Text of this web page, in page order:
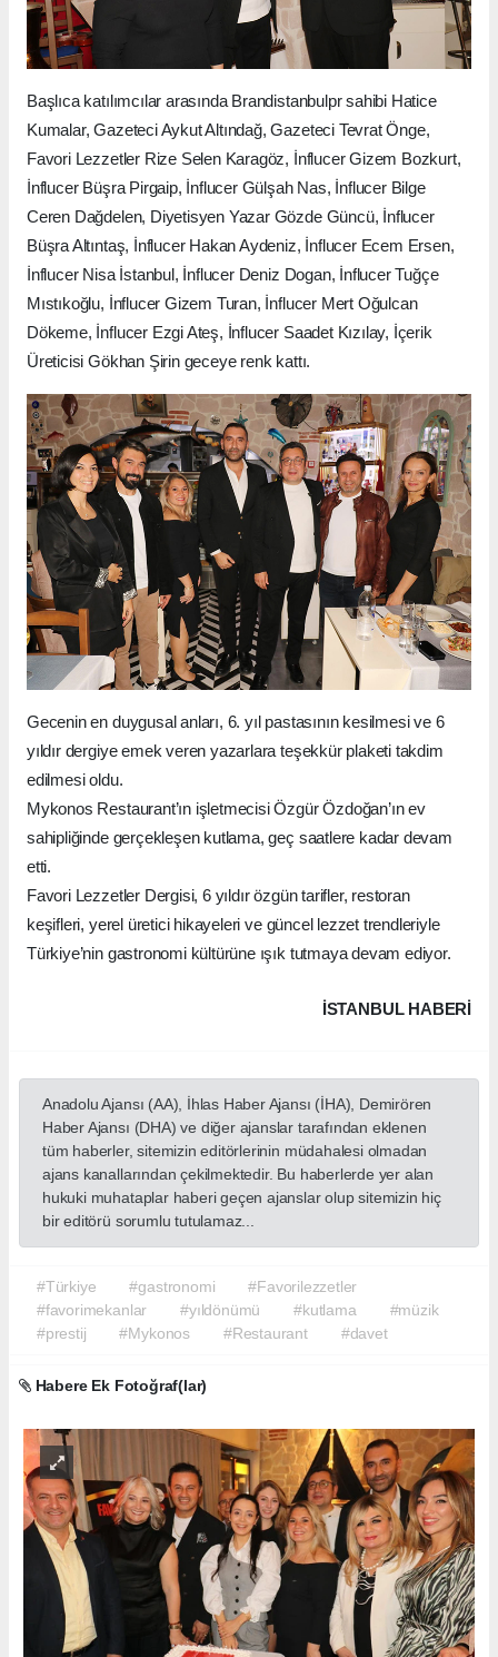
Başlıca katılımcılar arasında Brandistanbulpr sahibi Hatice
Kumalar, Gazeteci Aykut Altındağ, Gazeteci Tevrat Önge,
Favori Lezzetler Rize Selen Karagöz, İnflucer Gizem Bozkurt,
İnflucer Büşra Pirgaip, İnflucer Gülşah Nas, İnflucer Bilge
Ceren Dağdelen, Diyetisyen Yazar Gözde Güncü, İnflucer
Büşra Altıntaş, İnflucer Hakan Aydeniz, İnflucer Ecem Ersen,
İnflucer Nisa İstanbul, İnflucer Deniz Dogan, İnflucer Tuğçe
Mıstıkoğlu, İnflucer Gizem Turan, İnflucer Mert Oğulcan
Dökeme, İnflucer Ezgi Ateş, İnflucer Saadet Kızılay, İçerik
Üreticisi Gökhan Şirin geceye renk kattı.
Gecenin en duygusal anları, 6. yıl pastasının kesilmesi ve 6
yıldır dergiye emek veren yazarlara teşekkür plaketi takdim
edilmesi oldu.
Mykonos Restaurant’ın işletmecisi Özgür Özdoğan’ın ev
sahipliğinde gerçekleşen kutlama, geç saatlere kadar devam
etti.
Favori Lezzetler Dergisi, 6 yıldır özgün tarifler, restoran
keşifleri, yerel üretici hikayeleri ve güncel lezzet trendleriyle
Türkiye’nin gastronomi kültürüne ışık tutmaya devam ediyor.
İSTANBUL HABERİ
Anadolu Ajansı (AA), İhlas Haber Ajansı (İHA), Demirören
Haber Ajansı (DHA) ve diğer ajanslar tarafından eklenen
tüm haberler, sitemizin editörlerinin müdahalesi olmadan
ajans kanallarından çekilmektedir. Bu haberlerde yer alan
hukuki muhataplar haberi geçen ajanslar olup sitemizin hiç
bir editörü sorumlu tutulamaz...
#Türkiye #gastronomi
#Favorilezzetler
#favorimekanlar
#yıldönümü #kutlama
#müzik
#prestij
#Mykonos #Restaurant #davet
Habere Ek Fotoğraf(lar)